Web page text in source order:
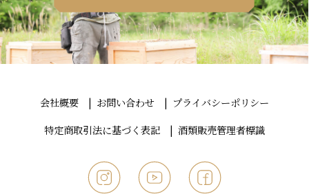
会社概要 お問い合わせ
プライバシーポリシー
特定商取引法に基づく表記
酒類販売管理者標識